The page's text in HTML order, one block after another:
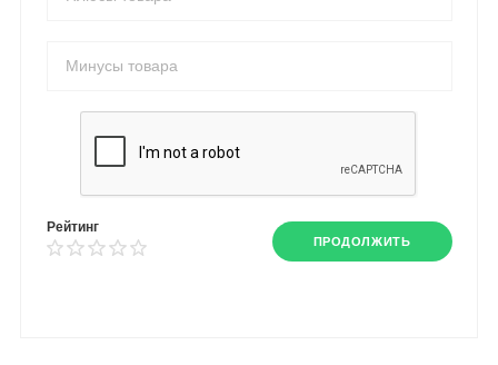
Рейтинг
ПРОДОЛЖИТЬ